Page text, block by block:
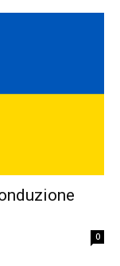
0